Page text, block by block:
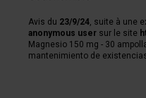
Avis du 23/9/24 , suite à une
anonymous user sur le site
Magnesio 150 mg - 30
mantenimiento de